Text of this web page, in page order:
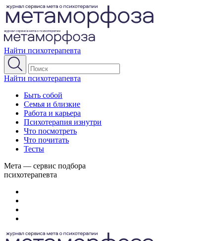
Найти психотерапевта
Найти психотерапевта
Быть собой
Семья и близкие
Работа и карьера
Психотерапия изнутри
Что посмотреть
Что почитать
Тесты
Мета — сервис подбора
психотерапевта